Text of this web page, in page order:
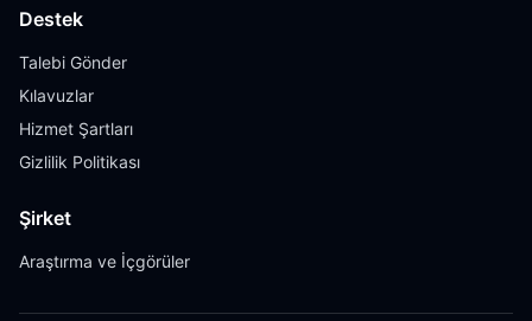
Destek
Talebi Gönder
Kılavuzlar
Hizmet Şartları
Gizlilik Politikası
Şirket
Araştırma ve İçgörüler